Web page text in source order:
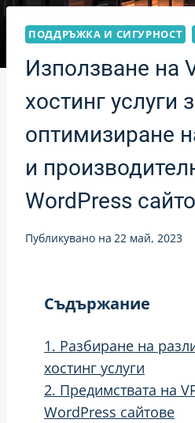
ПОДДРЪЖКА И СИГУРНОСТ
Използване на
хостинг услуги
оптимизиране
и
WordPress
Публикувано на 22 май, 2023
Съдържание
1. Разбиране на
хостинг услуги
2. Предимствата на
WordPress сайтове